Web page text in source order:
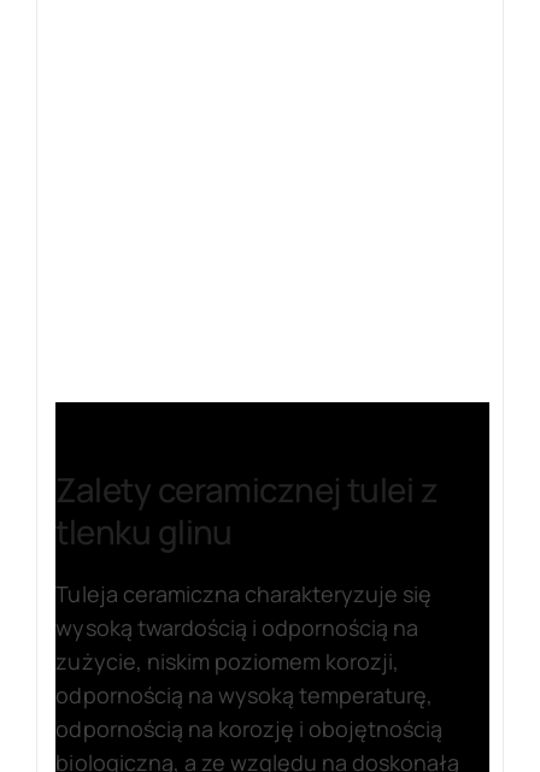
Zalety ceramicznej tulei z
tlenku glinu
Tuleja ceramiczna charakteryzuje się
wysoką twardością i odpornością na
zużycie, niskim poziomem korozji,
odpornością na wysoką temperaturę,
odpornością na korozję i obojętnością
biologiczną, a ze względu na doskonałą